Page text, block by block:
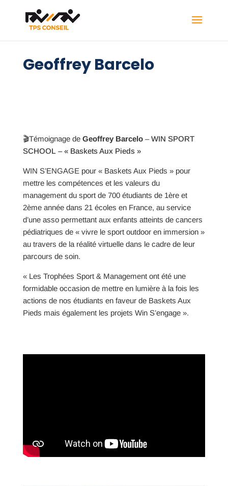
Geoffrey Barcelo
🎬Témoignage deGeoffrey Barcelo–WIN SPORT
SCHOOL – « Baskets Aux Pieds »
WIN S’ENGAGE pour « Baskets Aux Pieds » pour
mettre les compétences et les valeurs du
management du sport de 700 étudiants de 1èreet
2èmeannée dans 21 écoles en France, au service
d’une asso permettant aux enfants atteints de cancers
pédiatriques de « vivre le sport outdoor en immersion »
au travers de la réalité virtuelle dans le cadre de leur
parcours de soin.
« Les Trophées Sport & Management ont été une
formidable occasion de mettre en lumière à la fois les
actions de nos étudiants en faveur de Baskets Aux
Pieds mais également les projets Win S’engage ».